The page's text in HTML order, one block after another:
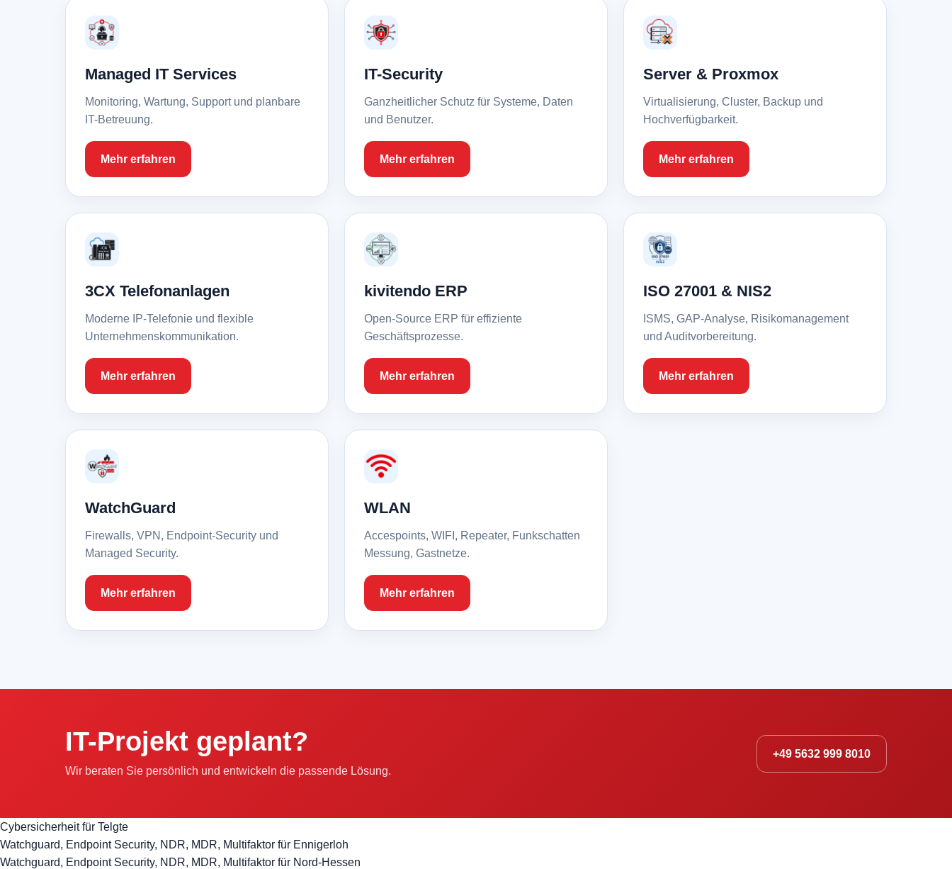
Managed IT Services
Monitoring, Wartung, Support und planbare
IT-Betreuung.
Mehr erfahren
IT-Security
Ganzheitlicher Schutz für Systeme, Daten
und Benutzer.
Mehr erfahren
Server & Proxmox
Virtualisierung, Cluster, Backup und
Hochverfügbarkeit.
Mehr erfahren
3CX Telefonanlagen
Moderne IP-Telefonie und flexible
Unternehmenskommunikation.
Mehr erfahren
kivitendo ERP
Open-Source ERP für effiziente
Geschäftsprozesse.
Mehr erfahren
ISO 27001 & NIS2
ISMS, GAP-Analyse, Risikomanagement
und Auditvorbereitung.
Mehr erfahren
WatchGuard
Firewalls, VPN, Endpoint-Security und
Managed Security.
Mehr erfahren
WLAN
Accespoints, WIFI, Repeater, Funkschatten
Messung, Gastnetze.
Mehr erfahren
IT-Projekt geplant?
Wir beraten Sie persönlich und entwickeln die passende Lösung.
+49 5632 999 8010
Cybersicherheit für Telgte
Watchguard, Endpoint Security, NDR, MDR, Multifaktor für Ennigerloh
Watchguard, Endpoint Security, NDR, MDR, Multifaktor für Nord-Hessen